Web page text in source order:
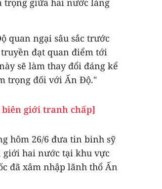
trọng giữa hai nước láng
quan ngại sâu sắc trước
đạt quan điểm tới
sẽ làm thay đổi đáng kể
trọng đối với Ấn Độ."
giới tranh chấp]
hôm 26/6 đưa tin binh sỹ
giới hai nước tại khu vực
đã xâm nhập lãnh thổ Ấn